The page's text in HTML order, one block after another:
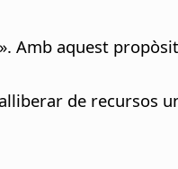
Amb aquest
de recursos